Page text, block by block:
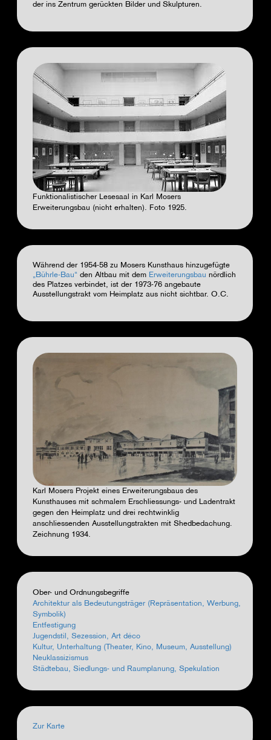
der ins Zentrum gerückten Bilder und Skulpturen.
Funktionalistischer Lesesaal in Karl Mosers
Erweiterungsbau (nicht erhalten). Foto 1925.
Während der 1954-58 zu Mosers Kunsthaus hinzugefügte
„Bührle-Bau“ den Altbau mit dem Erweiterungsbau nördlich
des Platzes verbindet, ist der 1973-76 angebaute
Ausstellungstrakt vom Heimplatz aus nicht sichtbar. O.C.
Karl Mosers Projekt eines Erweiterungsbaus des
Kunsthauses mit schmalem Erschliessungs- und Ladentrakt
gegen den Heimplatz und drei rechtwinklig
anschliessenden Ausstellungstrakten mit Shedbedachung.
Zeichnung 1934.
Ober- und Ordnungsbegriffe
Architektur als Bedeutungsträger (Repräsentation, Werbung,
Symbolik)
Entfestigung
Jugendstil, Sezession, Art déco
Kultur, Unterhaltung (Theater, Kino, Museum, Ausstellung)
Neuklassizismus
Städtebau, Siedlungs- und Raumplanung, Spekulation
Zur Karte